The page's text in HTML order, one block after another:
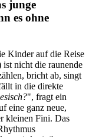
junge
es ohne
Kinder auf die Reise
nicht die raunende
bricht ab, singt
in die direkte
", fragt ein
eine ganz neue,
kleinen Fini. Das